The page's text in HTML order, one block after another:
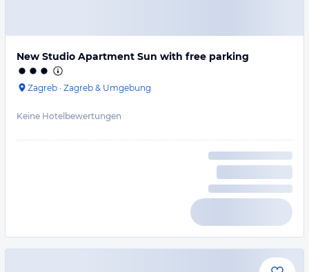
New Studio Apartment Sun with free parking
Zagreb · Zagreb & Umgebung
Keine Hotelbewertungen